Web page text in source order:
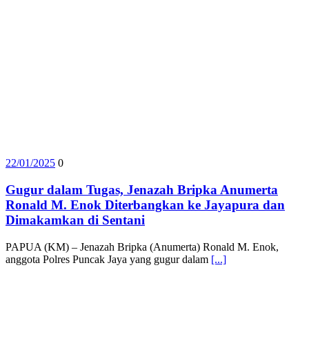
22/01/2025 0
Gugur dalam Tugas, Jenazah Bripka Anumerta
Ronald M. Enok Diterbangkan ke Jayapura dan
Dimakamkan di Sentani
PAPUA (KM) – Jenazah Bripka (Anumerta) Ronald M. Enok,
anggota Polres Puncak Jaya yang gugur dalam [...]